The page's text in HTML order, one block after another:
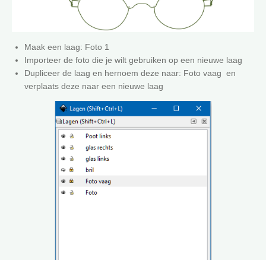
Maak een laag: Foto 1
Importeer de foto die je wilt gebruiken op een nieuwe laag
Dupliceer de laag en hernoem deze naar: Foto vaag en
verplaats deze naar een nieuwe laag